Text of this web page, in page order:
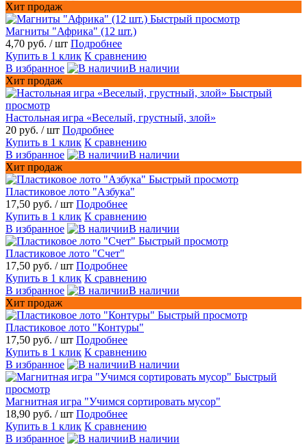
Хит продаж
Быстрый просмотр
Магниты "Африка" (12 шт.)
4,70 руб. / шт Подробнее
Купить в 1 клик К сравнению
В избранное
В наличии
Хит продаж
Быстрый
просмотр
Настольная игра «Веселый, грустный, злой»
20 руб. / шт Подробнее
Купить в 1 клик К сравнению
В избранное
В наличии
Хит продаж
Быстрый просмотр
Пластиковое лото "Азбука"
17,50 руб. / шт Подробнее
Купить в 1 клик К сравнению
В избранное
В наличии
Быстрый просмотр
Пластиковое лото "Счет"
17,50 руб. / шт Подробнее
Купить в 1 клик К сравнению
В избранное
В наличии
Хит продаж
Быстрый просмотр
Пластиковое лото "Контуры"
17,50 руб. / шт Подробнее
Купить в 1 клик К сравнению
В избранное
В наличии
Быстрый
просмотр
Магнитная игра "Учимся сортировать мусор"
18,90 руб. / шт Подробнее
Купить в 1 клик К сравнению
В избранное
В наличии